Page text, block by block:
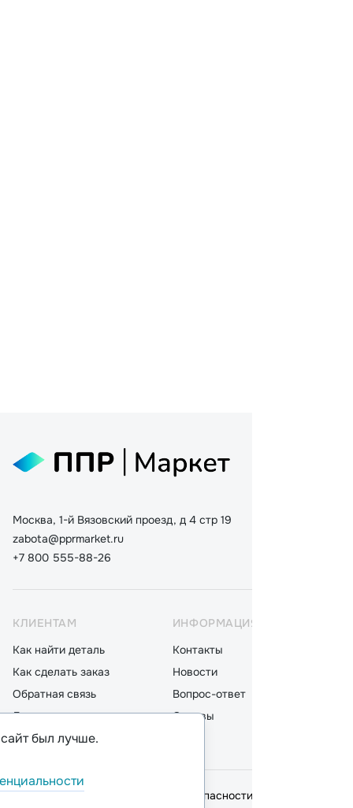
Москва, 1-й Вязовский проезд, д 4 стр 19
zabota@pprmarket.ru
+7 800 555-88-26
КЛИЕНТАМ
Как найти деталь
Как сделать заказ
Обратная связь
Доставка
Оплата
ИНФОРМАЦИЯ
Контакты
Новости
Вопрос-ответ
Отзывы
© 2026,ООО "ППР"
Политика безопасности
был лучше.